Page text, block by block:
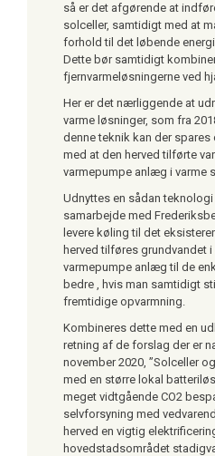
så er det afgørende at
solceller, samtidigt med at
forhold til det løbende
Dette bør samtidigt
fjernvarmeløsningerne ved
Her er det nærliggende at
varme løsninger, som fra
denne teknik kan der
med at den herved tilførte
varmepumpe anlæg i varme
Udnyttes en sådan
samarbejde med
levere køling til det
herved tilføres grundvandet
varmepumpe anlæg til de
bedre , hvis man samtidigt
fremtidige opvarmning.
Kombineres dette med en
retning af de forslag der er
november 2020, ”Solceller
med en større lokal
meget vidtgående CO2
selvforsyning med
herved en vigtig
hovedstadsområdet